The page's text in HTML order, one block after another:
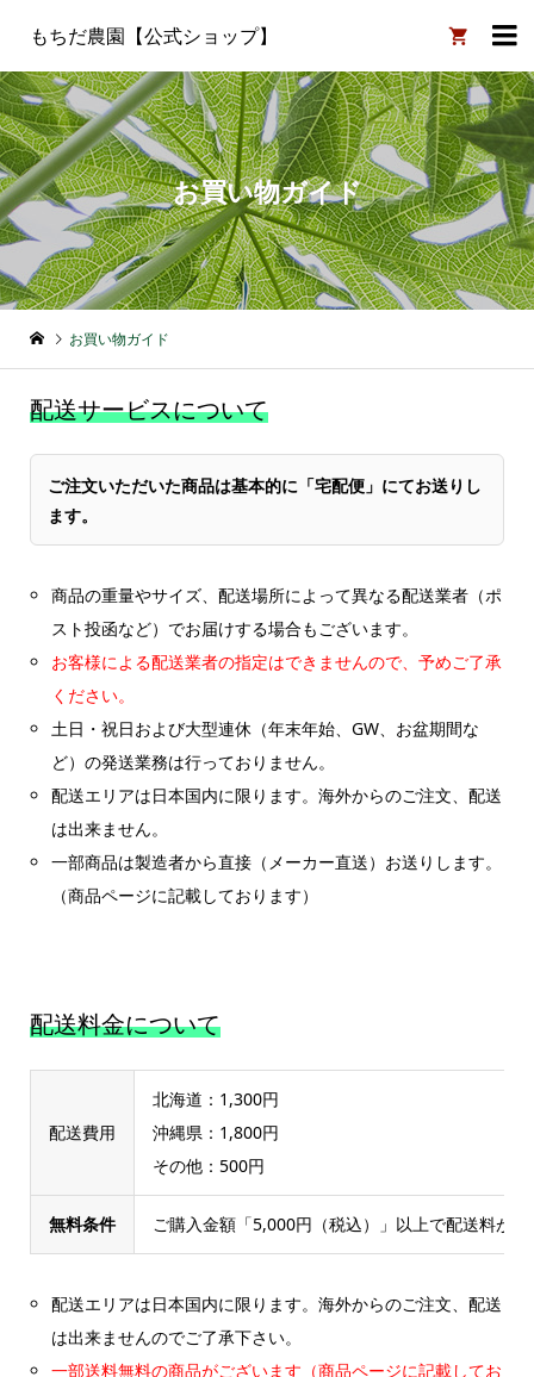
もちだ農園【公式ショップ】 
お買い物ガイド
お買い物ガイド
配送サービスについて
ご注文いただいた商品は基本的に「宅配便」にてお送りし
ます。
商品の重量やサイズ、配送場所によって異なる配送業者（ポ
スト投函など）でお届けする場合もございます。
お客様による配送業者の指定はできませんので、予めご了承
ください。
土日・祝日および大型連休（年末年始、GW、お盆期間な
ど）の発送業務は行っておりません。
配送エリアは日本国内に限ります。海外からのご注文、配送
は出来ません。
一部商品は製造者から直接（メーカー直送）お送りします。
（商品ページに記載しております）
配送料金について
配送費用
北海道：1,300円
沖縄県：1,800円
その他：500円
無料条件 ご購入金額「5,000円（税込）」以上で配送料が
配送エリアは日本国内に限ります。海外からのご注文、配送
は出来ませんのでご了承下さい。
一部送料無料の商品がございます（商品ページに記載してお